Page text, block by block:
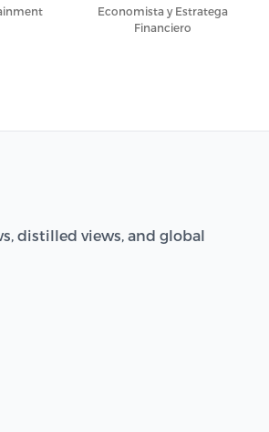
Economista y Estratega
Financiero
distilled views, and global